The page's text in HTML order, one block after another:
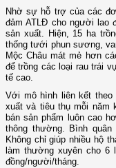
Nhờ sự hỗ trợ của các
đảm ATLĐ cho người lao
sản xuất. Hiện, 15 ha
thống tưới phun sương,
Mộc Châu mát mẻ hơn
để trồng các loại rau trái
tế cao.
Với mô hình liên kết theo
xuất và tiêu thụ mỗi năm
bán sản phẩm luôn cao
thông thường. Bình
Không chỉ giúp nhiều hộ
làm thường xuyên cho 6
đồng/người/tháng.